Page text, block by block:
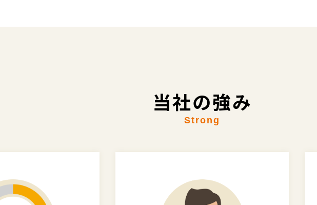
当社の強み
Strong